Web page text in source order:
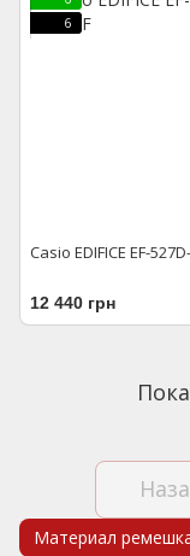
6
Casio EDIFICE EF-
12 440 грн
Материал